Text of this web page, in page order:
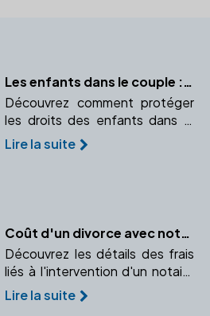
Les enfants dans le couple : protéger leurs intérêts avec un notaire
Découvrez comment protéger
les droits des enfants dans le
couple avec l'aide d'un notaire.
Anticipez et organisez leur
Lire la suite
Coût d'un divorce avec notaire : Décryptage
Découvrez les détails des frais
liés à l'intervention d'un notaire
en cas de divorce. Comprendre
les honoraires, frais
Lire la suite